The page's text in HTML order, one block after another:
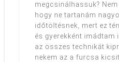
megcsinálhassuk?
hogy ne tartanám
időtöltésnek, mert ez
és gyerekként imádtam
az összes technikát
nekem az a furcsa